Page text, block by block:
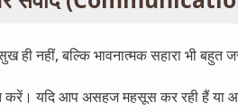
ही नहीं, बल्कि भावनात्मक सहारा भी बहुत
यदि आप असहज महसूस कर रही हैं या